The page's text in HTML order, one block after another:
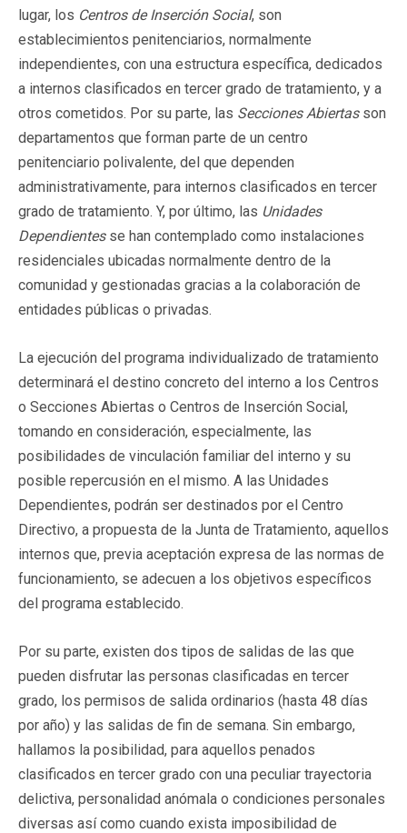
lugar, los Centros de Inserción Social, son
establecimientos penitenciarios, normalmente
independientes, con una estructura específica, dedicados
a internos clasificados en tercer grado de tratamiento, y a
otros cometidos. Por su parte, las Secciones Abiertasson
departamentos que forman parte de un centro
penitenciario polivalente, del que dependen
administrativamente, para internos clasificados en tercer
grado de tratamiento. Y, por último, las Unidades
Dependientesse han contemplado como instalaciones
residenciales ubicadas normalmente dentro de la
comunidad y gestionadas gracias a la colaboración de
entidades públicas o privadas.
La ejecución del programa individualizado de tratamiento
determinará el destino concreto del interno a los Centros
o Secciones Abiertas o Centros de Inserción Social,
tomando en consideración, especialmente, las
posibilidades de vinculación familiar del interno y su
posible repercusión en el mismo. A las Unidades
Dependientes, podrán ser destinados por el Centro
Directivo, a propuesta de la Junta de Tratamiento, aquellos
internos que, previa aceptación expresa de las normas de
funcionamiento, se adecuen a los objetivos específicos
del programa establecido.
Por su parte, existen dos tipos de salidas de las que
pueden disfrutar las personas clasificadas en tercer
grado, los permisos de salida ordinarios (hasta 48 días
por año) y las salidas de fin de semana. Sin embargo,
hallamos la posibilidad, para aquellos penados
clasificados en tercer grado con una peculiar trayectoria
delictiva, personalidad anómala o condiciones personales
diversas así como cuando exista imposibilidad de